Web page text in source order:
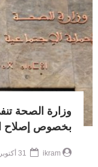
وزارة الصحة
بخصوص إصلاح
ikram